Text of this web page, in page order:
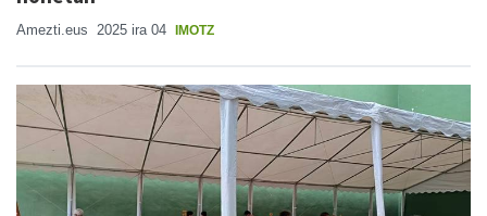
Amezti.eus 2025 ira 04 IMOTZ